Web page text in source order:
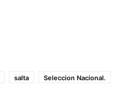
salta
Seleccion Nacional.